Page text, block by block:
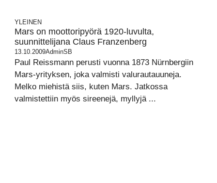
YLEINEN
Mars on moottoripyörä 1920-luvulta,
suunnittelijana Claus Franzenberg
13.10.2009AdminSB
Paul Reissmann perusti vuonna 1873 Nürnbergiin
Mars-yrityksen, joka valmisti valurautauuneja.
Melko miehistä siis, kuten Mars. Jatkossa
valmistettiin myös sireenejä, myllyjä ...